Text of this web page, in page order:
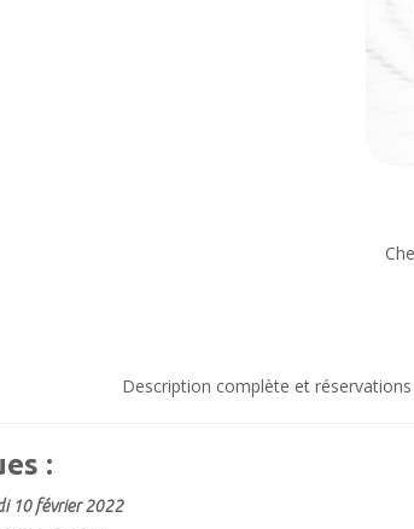
Description complète et
:
10 février 2022